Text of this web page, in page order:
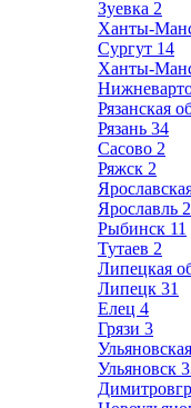
Зуевка 2
Ханты-
Сургут 14
Ханты-
Рязанская
Рязань 34
Сасово 2
Ряжск 2
Ярославль
Рыбинск 11
Тутаев 2
Липецкая
Липецк 31
Елец 4
Грязи 3
Ульяновск